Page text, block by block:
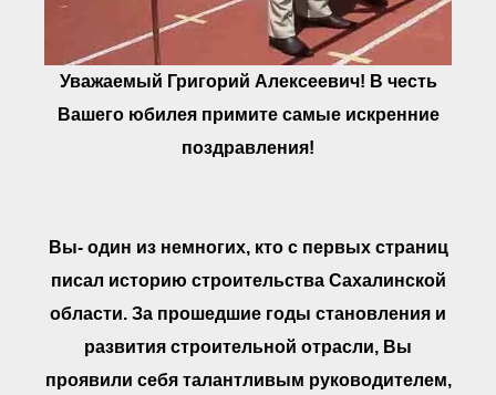
Уважаемый Григорий Алексеевич! В честь
Вашего юбилея примите самые искренние
поздравления!
Вы- один из немногих, кто с первых страниц
писал историю строительства Сахалинской
области. За прошедшие годы становления и
развития строительной отрасли, Вы
проявили себя талантливым руководителем,